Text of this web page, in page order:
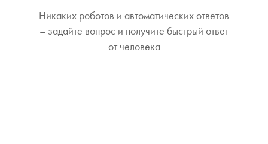
Никаких роботов и автоматических ответов
– задайте вопрос и получите быстрый ответ
от человека